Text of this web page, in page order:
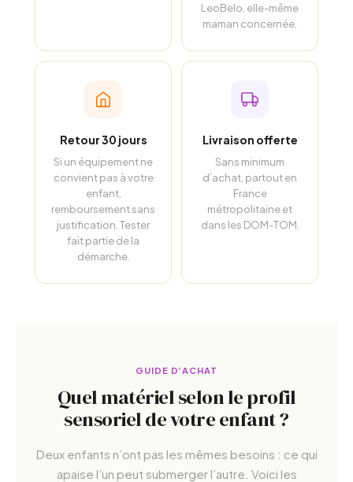
LeoBelo, elle-même
maman concernée.
Retour 30 jours
Si un équipement ne
convient pas à votre
enfant,
remboursement sans
justification. Tester
fait partie de la
démarche.
Livraison offerte
Sans minimum
d’achat, partout en
France
métropolitaine et
dans les DOM-TOM.
GUIDE D’ACHAT
Quel matériel selon le profil
sensoriel de votre enfant ?
Deux enfants n’ont pas les mêmes besoins : ce qui
apaise l’un peut submerger l’autre. Voici les